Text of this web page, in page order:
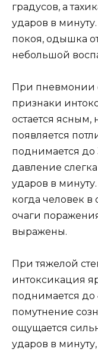
градусов, а
ударов в
покоя, одышка
небольшой
При пневмонии
признаки
остается ясным,
появляется
поднимается до
давление
ударов в
когда человек в
очаги
выражены.
При тяжелой
интоксикация
поднимается до
помутнение
ощущается
ударов в